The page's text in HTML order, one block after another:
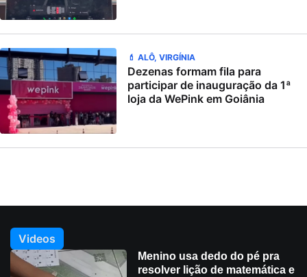
💄 ALÔ, VIRGÍNIA
Dezenas formam fila para
participar de inauguração da 1ª
loja da WePink em Goiânia
Videos
Menino usa dedo do pé pra
resolver lição de matemática e